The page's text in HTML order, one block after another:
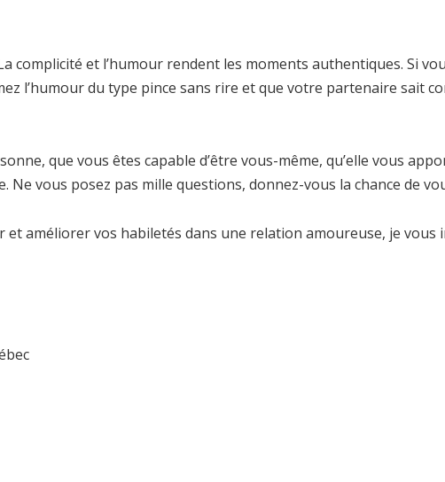
complicité et l’humour rendent les moments authentiques. Si
l’humour du type pince sans rire et que votre partenaire sait
que vous êtes capable d’être vous-même, qu’elle vous
vous posez pas mille questions, donnez-vous la chance de
améliorer vos habiletés dans une relation amoureuse, je vous